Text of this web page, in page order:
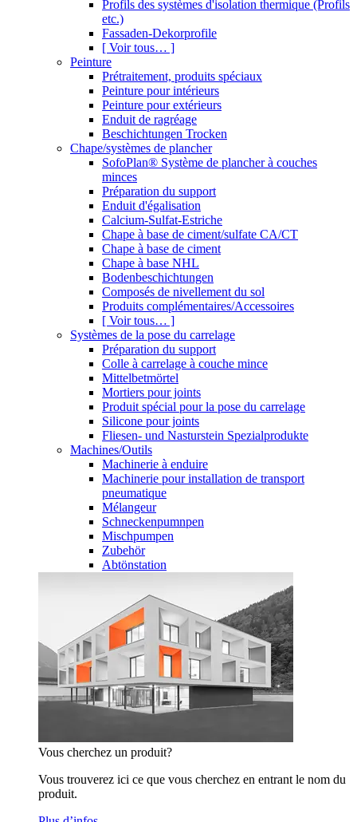
Profils des systèmes d'isolation thermique (Profils
etc.)
Fassaden-Dekorprofile
[ Voir tous… ]
Peinture
Prétraitement, produits spéciaux
Peinture pour intérieurs
Peinture pour extérieurs
Enduit de ragréage
Beschichtungen Trocken
Chape/systèmes de plancher
SofoPlan® Système de plancher à couches
minces
Préparation du support
Enduit d'égalisation
Calcium-Sulfat-Estriche
Chape à base de ciment/sulfate CA/CT
Chape à base de ciment
Chape à base NHL
Bodenbeschichtungen
Composés de nivellement du sol
Produits complémentaires/Accessoires
[ Voir tous… ]
Systèmes de la pose du carrelage
Préparation du support
Colle à carrelage à couche mince
Mittelbetmörtel
Mortiers pour joints
Produit spécial pour la pose du carrelage
Silicone pour joints
Fliesen- und Nasturstein Spezialprodukte
Machines/Outils
Machinerie à enduire
Machinerie pour installation de transport
pneumatique
Mélangeur
Schneckenpumnpen
Mischpumpen
Zubehör
Abtönstation
Vous cherchez un produit?
Vous trouverez ici ce que vous cherchez en entrant le nom du
produit.